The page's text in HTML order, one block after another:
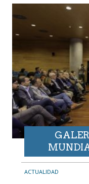
ACTUALIDAD